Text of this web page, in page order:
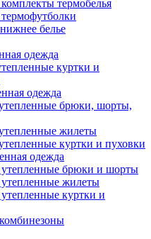
термобелья
белье
одежда
куртки и
одежда
брюки, шорты,
жилеты
куртки и пуховки
одежда
брюки и шорты
жилеты
куртки и